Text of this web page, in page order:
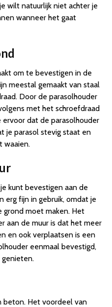
wilt natuurlijk niet achter je
wanneer het gaat
om te bevestigen in de
meestal gemaakt van staal
Door de parasolhouder
met het schroefdraad
dat de parasolhouder
je parasol stevig staat en
waaien.
kunt bevestigen aan de
erg fijn in gebruik, omdat je
grond moet maken. Het
aan de muur is dat het meer
en ook verplaatsen is een
eenmaal bevestigd,
genieten.
beton. Het voordeel van